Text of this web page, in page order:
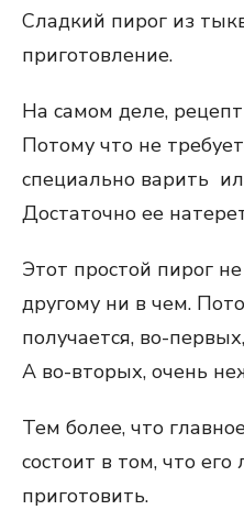
Сладкий пирог из
приготовление.
На самом деле,
Потому что не
специально варить
Достаточно ее
Этот простой пирог
другому ни в чем.
получается, во-
А во-вторых, очень
Тем более, что
состоит в том, что его
приготовить.